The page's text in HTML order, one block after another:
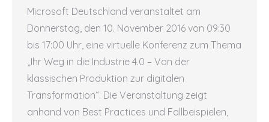
Microsoft Deutschland veranstaltet am
Donnerstag, den 10. November 2016 von 09:30
bis 17:00 Uhr, eine virtuelle Konferenz zum Thema
„Ihr Weg in die Industrie 4.0 – Von der
klassischen Produktion zur digitalen
Transformation“. Die Veranstaltung zeigt
anhand von Best Practices und Fallbeispielen,